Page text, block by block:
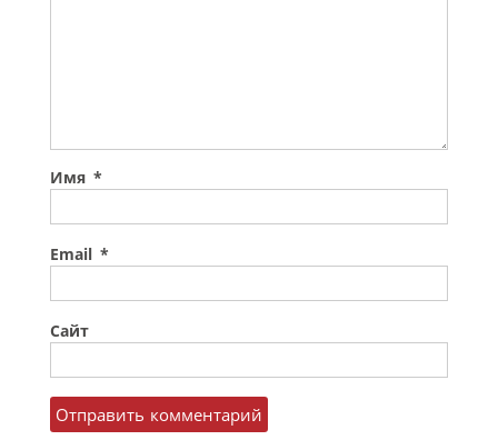
Имя *
Email *
Сайт